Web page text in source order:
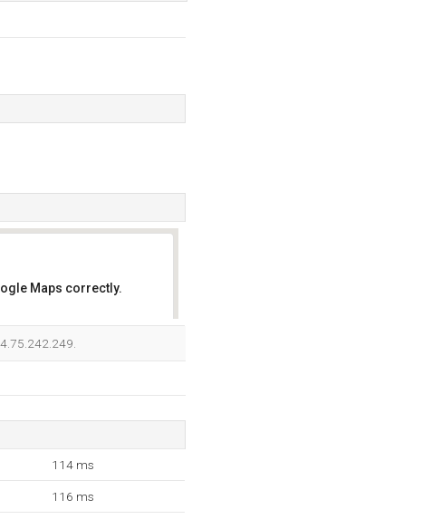
Maps correctly.
114 ms
116 ms